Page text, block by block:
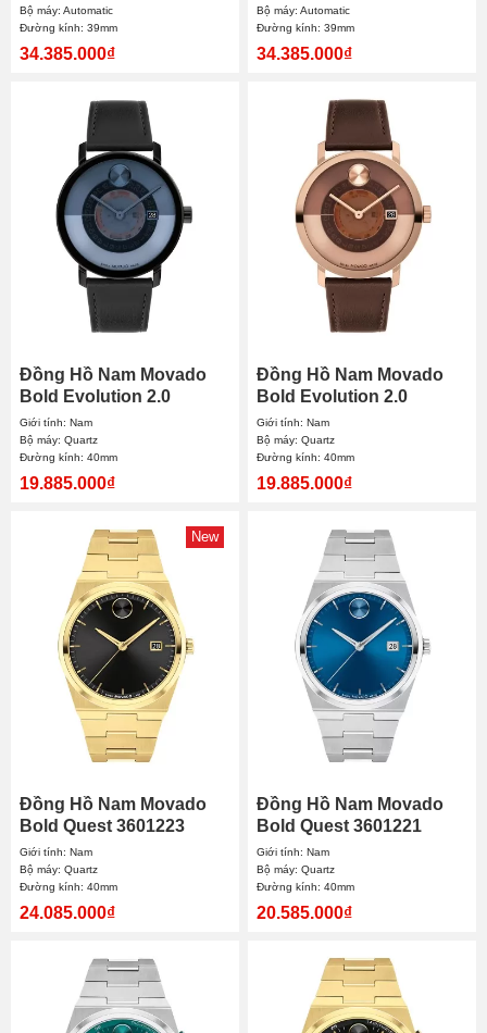
Bộ máy: Automatic
Đường kính: 39mm
34.385.000₫
Bộ máy: Automatic
Đường kính: 39mm
34.385.000₫
Đồng Hồ Nam Movado
Bold Evolution 2.0
3601227 40mm
Giới tính: Nam
Bộ máy: Quartz
Đường kính: 40mm
19.885.000₫
Đồng Hồ Nam Movado
Bold Evolution 2.0
3601226 40mm
Giới tính: Nam
Bộ máy: Quartz
Đường kính: 40mm
19.885.000₫
New
Đồng Hồ Nam Movado
Bold Quest 3601223
40mm
Giới tính: Nam
Bộ máy: Quartz
Đường kính: 40mm
24.085.000₫
Đồng Hồ Nam Movado
Bold Quest 3601221
40mm
Giới tính: Nam
Bộ máy: Quartz
Đường kính: 40mm
20.585.000₫